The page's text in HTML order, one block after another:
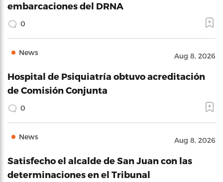
embarcaciones del DRNA
0
News Aug 8, 2026
Hospital de Psiquiatría obtuvo acreditación
de Comisión Conjunta
0
News Aug 8, 2026
Satisfecho el alcalde de San Juan con las
determinaciones en el Tribunal